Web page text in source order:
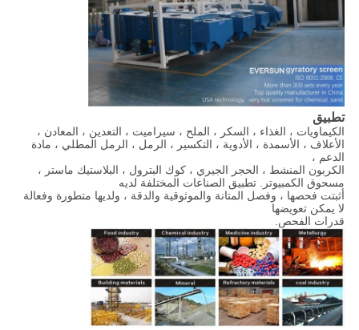
تطبيق
الكيماويات ، الغذاء ، السكر ، الملح ، سيراميت ، التعدين ، المعادن ،
الأعلاف ، الأسمدة ، الأدوية ، التكسير ، الرمل ، الرمل المطلي ، مادة
الدعم ،
الكربون المنشط ، الحجر الجيري ، كوك البترول ، البلاستيك ماستر ،
مسحوق الكمبيوتر. تطبيق الصناعات المختلفة لديه
أثبتت فحصها ، وفصل المتانة والموثوقية والدقة ، ولديها متطورة وفعالة
لا يمكن تعويضها
قدرات الفحص.